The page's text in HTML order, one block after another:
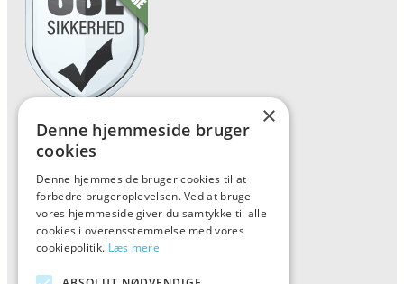
Forside
Kontakt
Oversigt artikler
Kiinkiintoktok
×
Denne hjemmeside bruger
cookies
Denne hjemmeside bruger cookies til at
forbedre brugeroplevelsen. Ved at bruge
vores hjemmeside giver du samtykke til alle
cookies i overensstemmelse med vores
cookiepolitik. Læs mere